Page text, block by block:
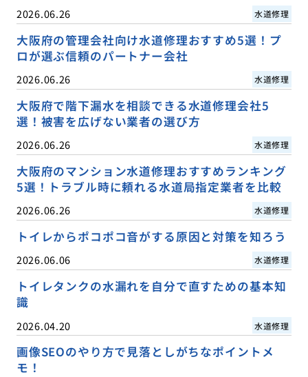
2026.06.26 水道修理
大阪府の管理会社向け水道修理おすすめ5選！プ
ロが選ぶ信頼のパートナー会社
2026.06.26 水道修理
大阪府で階下漏水を相談できる水道修理会社5
選！被害を広げない業者の選び方
2026.06.26 水道修理
大阪府のマンション水道修理おすすめランキング
5選！トラブル時に頼れる水道局指定業者を比較
2026.06.26 水道修理
トイレからポコポコ音がする原因と対策を知ろう
2026.06.06 水道修理
トイレタンクの水漏れを自分で直すための基本知
識
2026.04.20 水道修理
画像SEOのやり方で見落としがちなポイントメ
モ！